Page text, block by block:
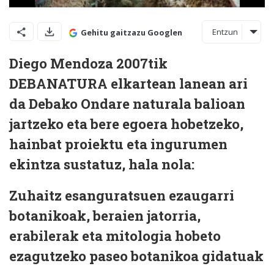
Gehitu gaitzazu Googlen Entzun
Diego Mendoza 2007tik
DEBANATURA elkartean lanean ari
da Debako Ondare naturala balioan
jartzeko eta bere egoera hobetzeko,
hainbat proiektu eta ingurumen
ekintza sustatuz, hala nola:
Zuhaitz esanguratsuen ezaugarri
botanikoak, beraien jatorria,
erabilerak eta mitologia hobeto
ezagutzeko paseo botanikoa gidatuak